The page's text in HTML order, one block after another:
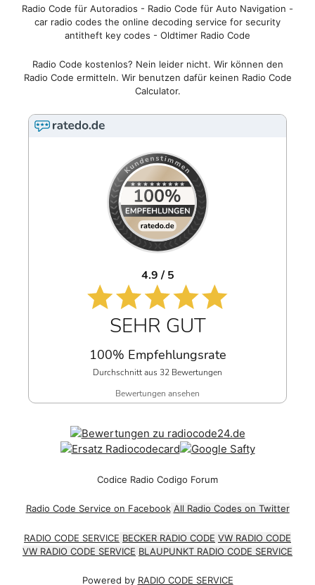
Radio Code für Autoradios - Radio Code für Auto Navigation -
car radio codes the online decoding service for security
antitheft key codes - Oldtimer Radio Code
Radio Code kostenlos? Nein leider nicht. Wir können den
Radio Code ermitteln. Wir benutzen dafür keinen Radio Code
Calculator.
4.9 / 5
SEHR GUT
100% Empfehlungsrate
Durchschnitt aus 32 Bewertungen
Bewertungen ansehen
Codice Radio Codigo Forum
Radio Code Service on Facebook All Radio Codes on Twitter
RADIO CODE SERVICE BECKER RADIO CODE VW RADIO CODE
VW RADIO CODE SERVICE BLAUPUNKT RADIO CODE SERVICE
Powered by RADIO CODE SERVICE